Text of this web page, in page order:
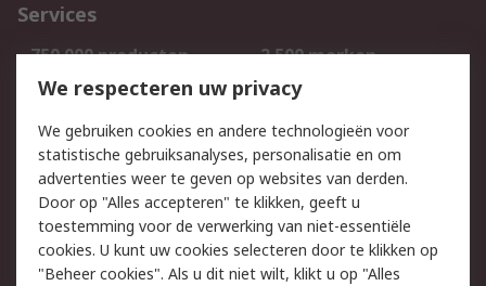
Services
750.000 producten
2.500 merken
Bestellen
Inkoopoplossingen
Track & Trace
Wettelijk
Cookiebeleid
Email veiligheid
Privacybeleid
Websitevoorwaarden
We respecteren uw privacy
We gebruiken cookies en andere technologieën voor
statistische gebruiksanalyses, personalisatie en om
advertenties weer te geven op websites van derden.
Door op "Alles accepteren" te klikken, geeft u
toestemming voor de verwerking van niet-essentiële
cookies. U kunt uw cookies selecteren door te klikken op
"Beheer cookies". Als u dit niet wilt, klikt u op "Alles